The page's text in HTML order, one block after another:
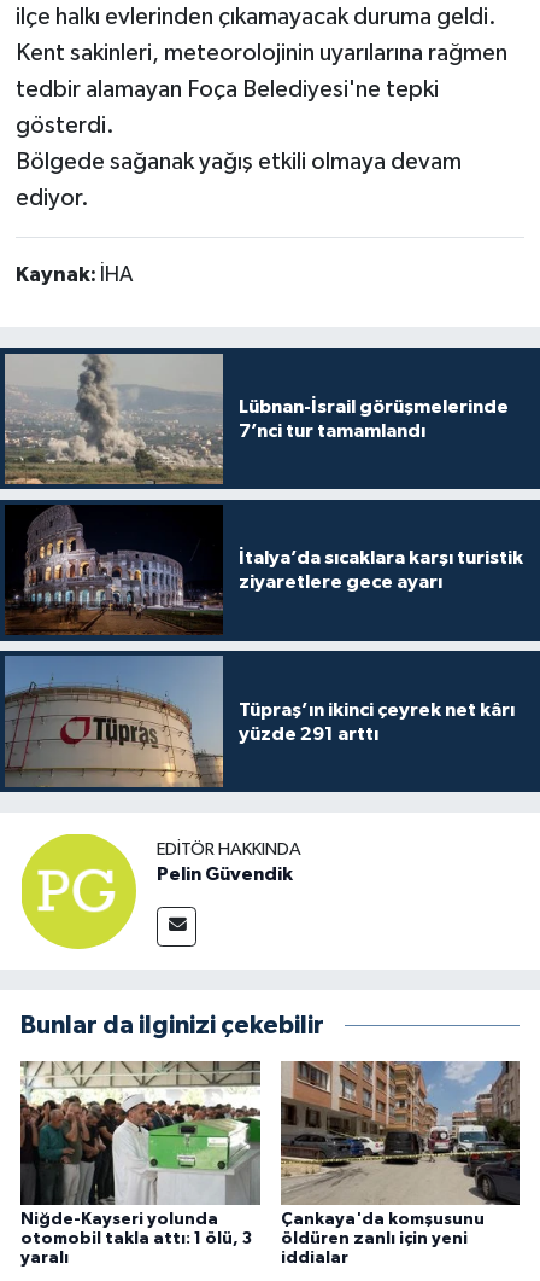
ilçe halkı evlerinden çıkamayacak duruma geldi.
Kent sakinleri, meteorolojinin uyarılarına rağmen
tedbir alamayan Foça Belediyesi'ne tepki
gösterdi.
Bölgede sağanak yağış etkili olmaya devam
ediyor.
Kaynak: İHA
Lübnan-İsrail görüşmelerinde
7’nci tur tamamlandı
İtalya’da sıcaklara karşı turistik
ziyaretlere gece ayarı
Tüpraş’ın ikinci çeyrek net kârı
yüzde 291 arttı
EDITÖR HAKKINDA
Pelin Güvendik
Bunlar da ilginizi çekebilir
Niğde-Kayseri yolunda
otomobil takla attı: 1 ölü, 3
yaralı
Çankaya'da komşusunu
öldüren zanlı için yeni
iddialar